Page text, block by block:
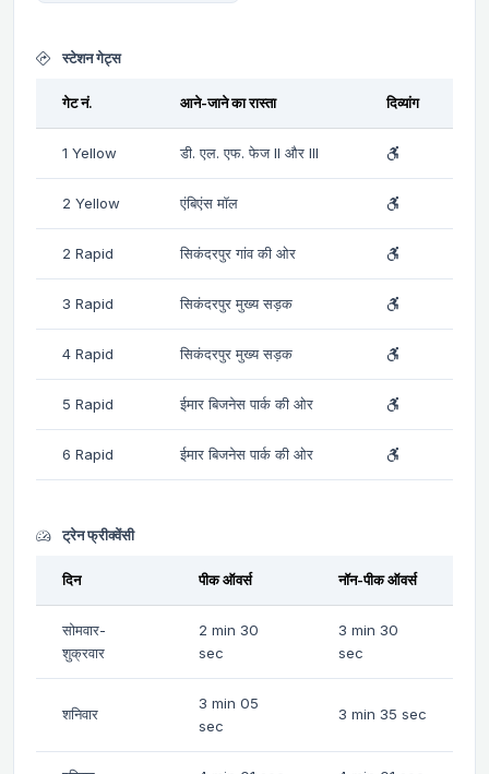
स्टेशन गेट्स
गेट नं. आने-जाने का रास्ता दिव्यांग
1 Yellow डी. एल. एफ. फेज II और III
2 Yellow एंबिएंस मॉल
2 Rapid सिकंदरपुर गांव की ओर
3 Rapid सिकंदरपुर मुख्य सड़क
4 Rapid सिकंदरपुर मुख्य सड़क
5 Rapid ईमार बिजनेस पार्क की ओर
6 Rapid ईमार बिजनेस पार्क की ओर
ट्रेन फ्रीक्वेंसी
दिन पीक ऑवर्स नॉन-पीक ऑवर्स
सोमवार-
शुक्रवार
2 min 30
sec
3 min 30
sec
शनिवार
3 min 05
sec
3 min 35 sec